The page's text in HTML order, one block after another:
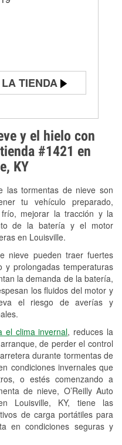
y el hielo con
#1421 en
KY
tormentas de nieve son
tu vehículo preparado,
mejorar la tracción y la
de la batería y el motor
en Louisville.
nieve pueden traer fuertes
y prolongadas temperaturas
la demanda de la batería,
los fluidos del motor y
el riesgo de averías y
el clima invernal, reduces la
de perder el control
durante tormentas de
condiciones invernales que
o estés comenzando a
de nieve, O’Reilly Auto
Louisville, KY, tiene las
de carga portátiles para
en condiciones seguras y
TIENDA
y
Engine"
y aceite
de faros
de
y discos de